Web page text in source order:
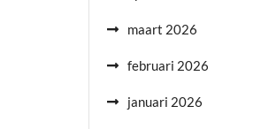
maart 2026
februari 2026
januari 2026